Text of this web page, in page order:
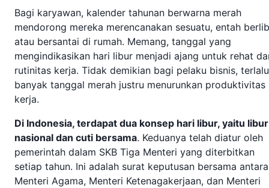
Bagi karyawan, kalender tahunan berwarna merah
mendorong mereka merencanakan sesuatu, entah
atau bersantai di rumah. Memang, tanggal yang
mengindikasikan hari libur menjadi ajang untuk rehat
rutinitas kerja. Tidak demikian bagi pelaku bisnis, terlalu
banyak tanggal merah justru menurunkan produktivitas
kerja.
Di Indonesia, terdapat dua konsep hari libur, yaitu libur
nasional dan cuti bersama. Keduanya telah diatur oleh
pemerintah dalam SKB Tiga Menteri yang diterbitkan
setiap tahun. Ini adalah surat keputusan bersama antara
Menteri Agama, Menteri Ketenagakerjaan, dan Menteri